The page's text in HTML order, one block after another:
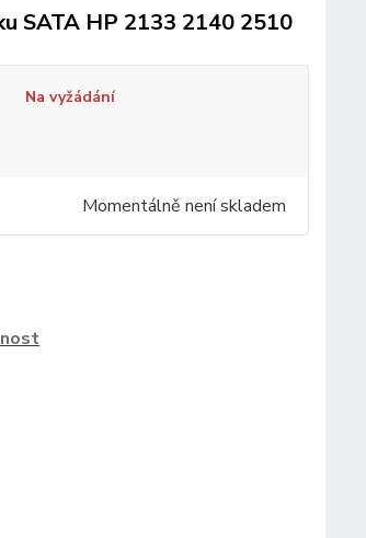
SATA HP 2133 2140 2510
Na vyžádání
Momentálně není skladem